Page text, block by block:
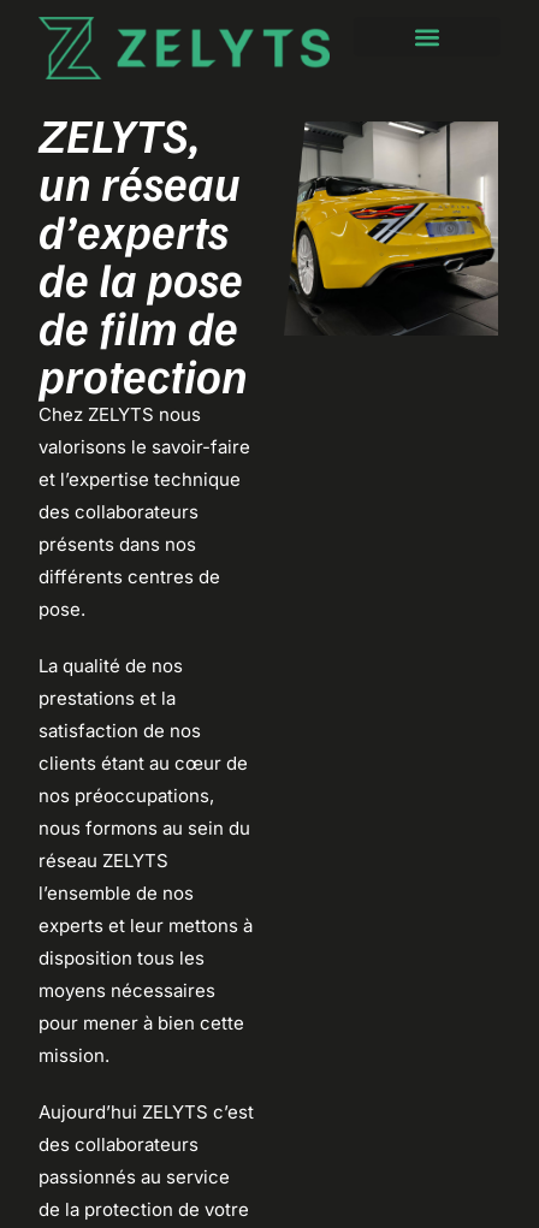
ZELYTS,
un réseau
d’experts
de la pose
de film de
protection
Chez ZELYTS nous
valorisons le savoir-faire
et l’expertise technique
des collaborateurs
présents dans nos
différents centres de
pose.
La qualité de nos
prestations et la
satisfaction de nos
clients étant au cœur de
nos préoccupations,
nous formons au sein du
réseau ZELYTS
l’ensemble de nos
experts et leur mettons à
disposition tous les
moyens nécessaires
pour mener à bien cette
mission.
Aujourd’hui ZELYTS c’est
des collaborateurs
passionnés au service
de la protection de votre